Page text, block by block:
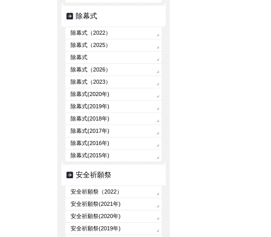
除幕式
除幕式（2022）
除幕式（2025）
除幕式
除幕式（2026）
除幕式（2023）
除幕式(2020年)
除幕式(2019年)
除幕式(2018年)
除幕式(2017年)
除幕式(2016年)
除幕式(2015年)
安全祈願祭
安全祈願祭（2022）
安全祈願祭(2021年)
安全祈願祭(2020年)
安全祈願祭(2019年)